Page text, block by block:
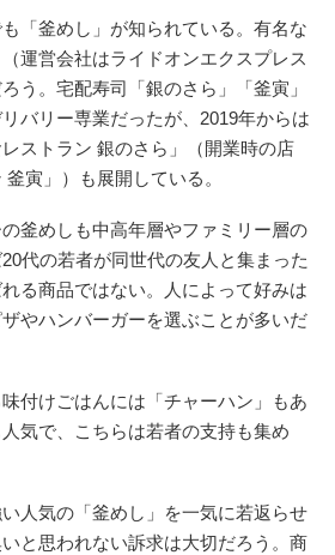
「釜めし」が知られている。有名な
運営会社はライドオンエクスプレス
う。宅配寿司「銀のさら」「釜寅」
バリー専業だったが、2019年からは
ストラン 銀のさら」（開業時の店
寅」）も展開している。
釜めしも中高年層やファミリー層の
代の若者が同世代の友人と集まった
る商品ではない。人によって好みは
やハンバーガーを選ぶことが多いだ
付けごはんには「チャーハン」もあ
気で、こちらは若者の支持も集め
人気の「釜めし」を一気に若返らせ
と思われない訴求は大切だろう。商